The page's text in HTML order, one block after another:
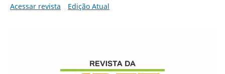
Acessar revista Edição Atual